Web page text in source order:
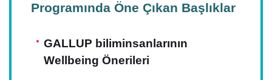
Programında Öne Çıkan Başlıklar
GALLUP biliminsanlarının
Wellbeing Önerileri